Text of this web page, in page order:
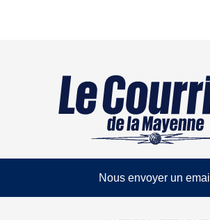
Nous envoyer un email